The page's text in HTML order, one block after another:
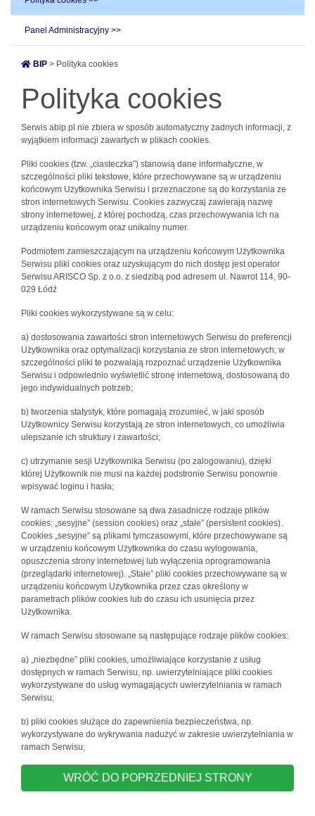
Panel Administracyjny >>
BIP > Polityka cookies
Polityka cookies
Serwis abip.pl nie zbiera w sposób automatyczny żadnych informacji, z
wyjątkiem informacji zawartych w plikach cookies.
Pliki cookies (tzw. „ciasteczka”) stanowią dane informatyczne, w
szczególności pliki tekstowe, które przechowywane są w urządzeniu
końcowym Użytkownika Serwisu i przeznaczone są do korzystania ze
stron internetowych Serwisu. Cookies zazwyczaj zawierają nazwę
strony internetowej, z której pochodzą, czas przechowywania ich na
urządzeniu końcowym oraz unikalny numer.
Podmiotem zamieszczającym na urządzeniu końcowym Użytkownika
Serwisu pliki cookies oraz uzyskującym do nich dostęp jest operator
Serwisu ARISCO Sp. z o.o. z siedzibą pod adresem ul. Nawrot 114, 90-
029 Łódź
Pliki cookies wykorzystywane są w celu:
a) dostosowania zawartości stron internetowych Serwisu do preferencji
Użytkownika oraz optymalizacji korzystania ze stron internetowych; w
szczególności pliki te pozwalają rozpoznać urządzenie Użytkownika
Serwisu i odpowiednio wyświetlić stronę internetową, dostosowaną do
jego indywidualnych potrzeb;
b) tworzenia statystyk, które pomagają zrozumieć, w jaki sposób
Użytkownicy Serwisu korzystają ze stron internetowych, co umożliwia
ulepszanie ich struktury i zawartości;
c) utrzymanie sesji Użytkownika Serwisu (po zalogowaniu), dzięki
której Użytkownik nie musi na każdej podstronie Serwisu ponownie
wpisywać loginu i hasła;
W ramach Serwisu stosowane są dwa zasadnicze rodzaje plików
cookies: „sesyjne” (session cookies) oraz „stałe” (persistent cookies).
Cookies „sesyjne” są plikami tymczasowymi, które przechowywane są
w urządzeniu końcowym Użytkownika do czasu wylogowania,
opuszczenia strony internetowej lub wyłączenia oprogramowania
(przeglądarki internetowej). „Stałe” pliki cookies przechowywane są w
urządzeniu końcowym Użytkownika przez czas określony w
parametrach plików cookies lub do czasu ich usunięcia przez
Użytkownika.
W ramach Serwisu stosowane są następujące rodzaje plików cookies:
a) „niezbędne” pliki cookies, umożliwiające korzystanie z usług
dostępnych w ramach Serwisu, np. uwierzytelniające pliki cookies
wykorzystywane do usług wymagających uwierzytelniania w ramach
Serwisu;
b) pliki cookies służące do zapewnienia bezpieczeństwa, np.
wykorzystywane do wykrywania nadużyć w zakresie uwierzytelniania w
ramach Serwisu;
WRÓĆ DO POPRZEDNIEJ STRONY